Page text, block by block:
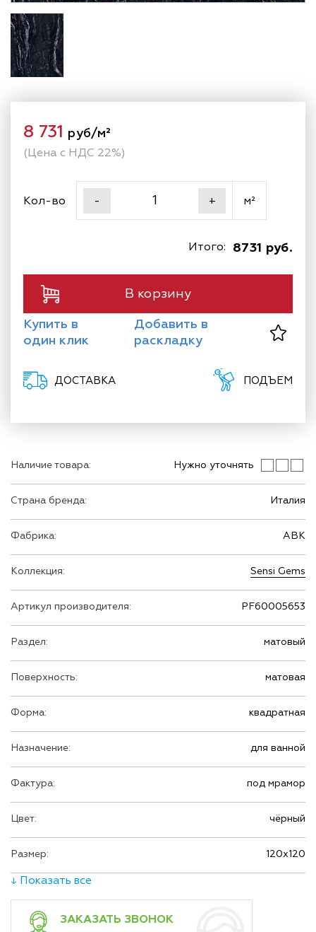
Наличие товара: Нужно уточнять
Страна бренда: Италия
Фабрика: ABK
Коллекция: Sensi Gems
Артикул производителя: PF60005653
Раздел: матовый
Поверхность: матовая
Форма: квадратная
Назначение: для ванной
Фактура: под мрамор
Цвет: чёрный
Размер: 120х120
↓ Показать все
ЗАКАЗАТЬ ЗВОНОК
8 731 руб/м²
(Цена с НДС 22%)
Кол-во - + м²
8731 руб.
Итого:
В корзину
Купить в
один клик
Добавить в
раскладку
ДОСТАВКА ПОДЪЕМ